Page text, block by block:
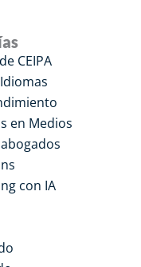
CEIPA
en Medios
con IA